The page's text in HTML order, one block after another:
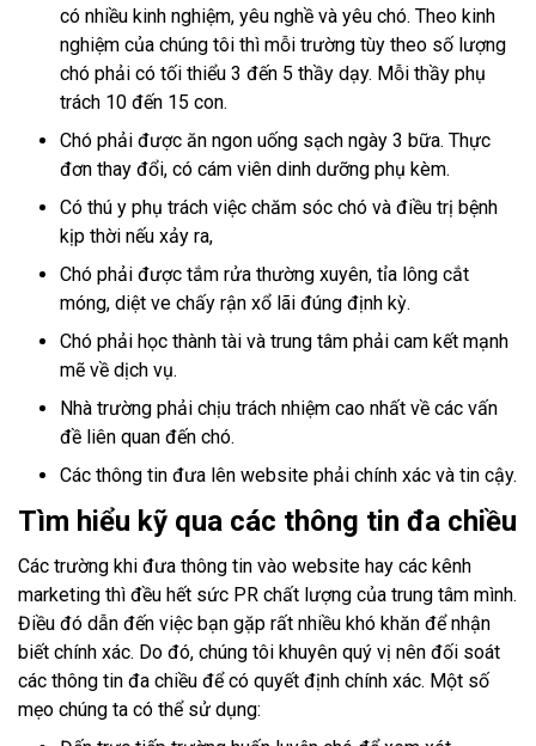
có nhiều kinh nghiệm, yêu nghề và yêu chó. Theo kinh
nghiệm của chúng tôi thì mỗi trường tùy theo số lượng
chó phải có tối thiểu 3 đến 5 thầy dạy. Mỗi thầy phụ
trách 10 đến 15 con.
Chó phải được ăn ngon uống sạch ngày 3 bữa. Thực
đơn thay đổi, có cám viên dinh dưỡng phụ kèm.
Có thú y phụ trách việc chăm sóc chó và điều trị bệnh
kịp thời nếu xảy ra,
Chó phải được tắm rửa thường xuyên, tỉa lông cắt
móng, diệt ve chấy rận xổ lãi đúng định kỳ.
Chó phải học thành tài và trung tâm phải cam kết mạnh
mẽ về dịch vụ.
Nhà trường phải chịu trách nhiệm cao nhất về các vấn
đề liên quan đến chó.
Các thông tin đưa lên website phải chính xác và tin cậy.
Tìm hiểu kỹ qua các thông tin đa chiều
Các trường khi đưa thông tin vào website hay các kênh
marketing thì đều hết sức PR chất lượng của trung tâm mình.
Điều đó dẫn đến việc bạn gặp rất nhiều khó khăn để nhận
biết chính xác. Do đó, chúng tôi khuyên quý vị nên đối soát
các thông tin đa chiều để có quyết định chính xác. Một số
mẹo chúng ta có thể sử dụng: